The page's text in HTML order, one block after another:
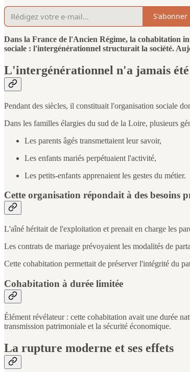
S'abonner
Dans la France de l'Ancien Régime, la cohabitation
sociale : l'intergénérationnel structurait la société.
L'intergénérationnel n'a jamais été
Pendant des siècles, il constituait l'organisation sociale
Dans les familles élargies du sud de la Loire, plusieurs
Les parents âgés transmettaient leur savoir,
Les enfants mariés perpétuaient l'activité,
Les petits-enfants apprenaient les gestes du métier.
Cette organisation répondait à des besoins
L'aîné héritait de l'exploitation et prenait en charge les
Les contrats de mariage prévoyaient les modalités de
Cette cohabitation permettait de préserver l'intégrité du
Cohabitation à durée limitée
Élément révélateur : cette cohabitation avait une durée
transmission patrimoniale et la sécurité économique.
La rupture moderne et ses effets